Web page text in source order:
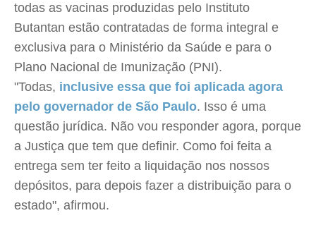
todas as vacinas produzidas pelo Instituto
Butantan estão contratadas de forma integral e
exclusiva para o Ministério da Saúde e para o
Plano Nacional de Imunização (PNI).
"Todas, inclusive essa que foi aplicada agora
pelo governador de São Paulo. Isso é uma
questão jurídica. Não vou responder agora, porque
a Justiça que tem que definir. Como foi feita a
entrega sem ter feito a liquidação nos nossos
depósitos, para depois fazer a distribuição para o
estado", afirmou.